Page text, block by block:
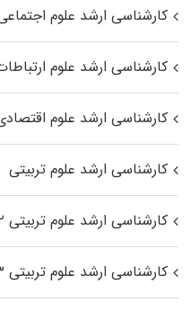
کارشناسی ارشد علوم
کارشناسی ارشد علوم
کارشناسی ارشد علوم
کارشناسی ارشد علوم تربیتی
کارشناسی ارشد علوم تربیتی ۲
کارشناسی ارشد علوم تربیتی ۳